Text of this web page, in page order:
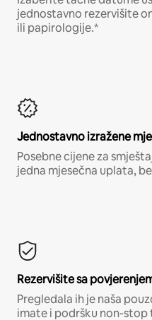
jednostavno rezervišite
ili papirologije.*
Jednostavno izražene
Posebne cijene za
jedna mjesečna uplata,
Rezervišite sa
Pregledala ih je naša
imate i podršku non-